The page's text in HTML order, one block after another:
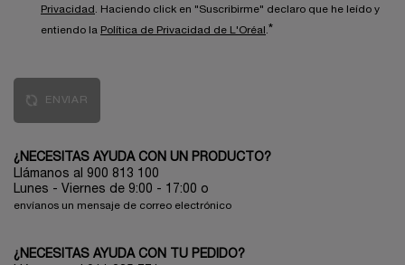
Privacidad . Haciendo click en "Suscribirme" declaro que he leído y
entiendo la Política de Privacidad de L'Oréal .*
ENVIAR
¿NECESITAS AYUDA CON UN PRODUCTO?
Llámanos al 900 813 100
Lunes - Viernes de 9:00 - 17:00 o
envíanos un mensaje de correo electrónico
¿NECESITAS AYUDA CON TU PEDIDO?